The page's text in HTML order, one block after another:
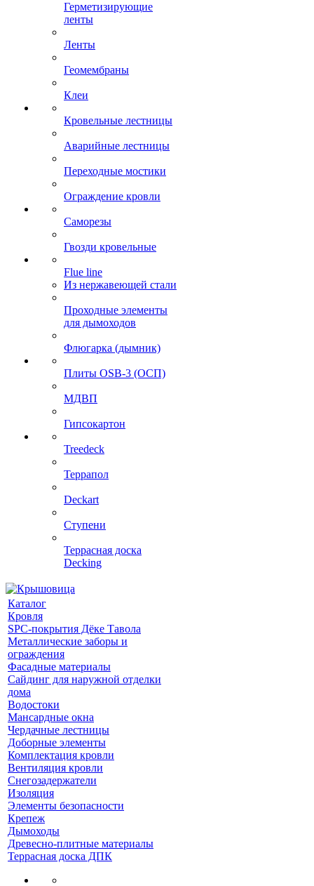
Герметизирующие
ленты
Ленты
Геомембраны
Клеи
Кровельные лестницы
Аварийные лестницы
Переходные мостики
Ограждение кровли
Саморезы
Гвозди кровельные
Flue line
Из нержавеющей стали
Проходные элементы
для дымоходов
Флюгарка (дымник)
Плиты OSB-3 (ОСП)
МДВП
Гипсокартон
Treedeck
Террапол
Deckart
Ступени
Террасная доска
Decking
Каталог
Кровля
SPC-покрытия Дёке Тавола
Металлические заборы и
ограждения
Фасадные материалы
Сайдинг для наружной отделки
дома
Водостоки
Мансардные окна
Чердачные лестницы
Доборные элементы
Комплектация кровли
Вентиляция кровли
Снегозадержатели
Изоляция
Элементы безопасности
Крепеж
Дымоходы
Древесно-плитные материалы
Террасная доска ДПК